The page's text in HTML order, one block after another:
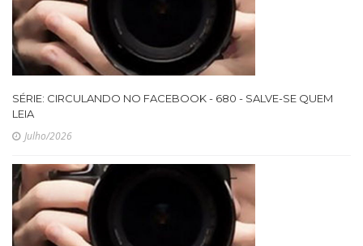
SÉRIE: CIRCULANDO NO FACEBOOK - 680 - SALVE-SE QUEM
LEIA
Julho/2026